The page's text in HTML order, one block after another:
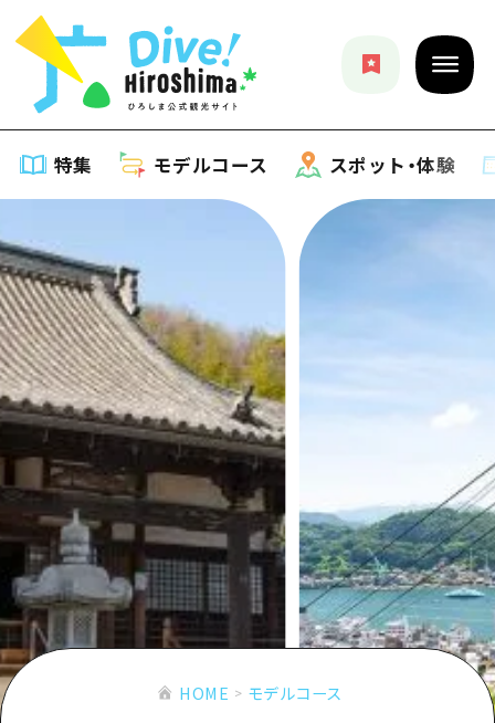
特集 モデルコース スポット・体験
特集一覧
おすすめ
アート
イベント・祭り
グルメ・酒
サイクリング
ショッピング
スポーツ
世界遺産
モデルコース
モデルコース一覧
Dive! Hiroshima 公式ガイド
広島もしもトラベル
あたらしい非日常
広島市周辺
安芸
備後
備北
スポット・体験
スポット・体験一覧
広島市周辺
安芸
備後
備北
芸北
宮島周辺
イベント
旬情報
お役立ち情報
お役立ち情報一覧
HOME
HOME モデルコース